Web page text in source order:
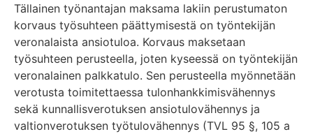
Tällainen työnantajan maksama lakiin perustumaton
korvaus työsuhteen päättymisestä on työntekijän
veronalaista ansiotuloa. Korvaus maksetaan
työsuhteen perusteella, joten kyseessä on työntekijän
veronalainen palkkatulo. Sen perusteella myönnetään
verotusta toimitettaessa tulonhankkimisvähennys
sekä kunnallisverotuksen ansiotulovähennys ja
valtionverotuksen työtulovähennys (TVL 95 §, 105 a